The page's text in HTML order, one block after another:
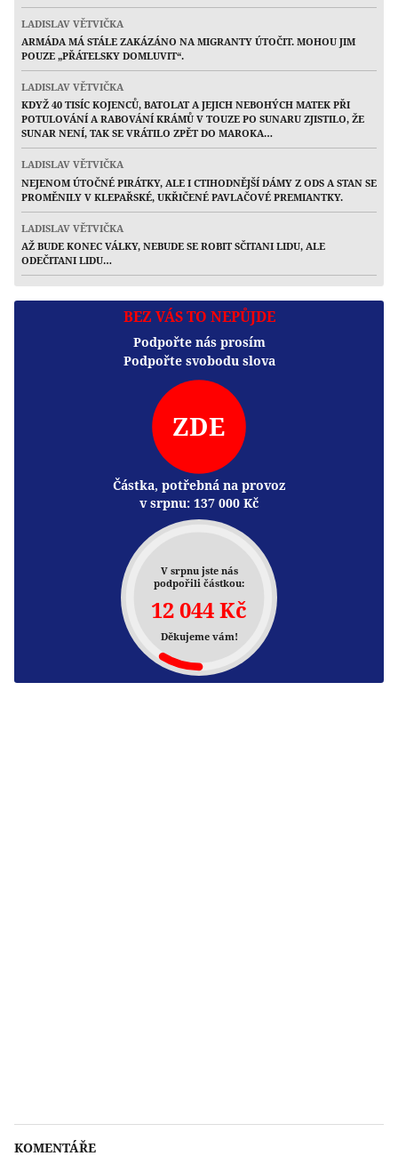
LADISLAV VĚTVIČKA
ARMÁDA MÁ STÁLE ZAKÁZÁNO NA MIGRANTY ÚTOČIT. MOHOU JIM
POUZE „PŘÁTELSKY DOMLUVIT“.
LADISLAV VĚTVIČKA
KDYŽ 40 TISÍC KOJENCŮ, BATOLAT A JEJICH NEBOHÝCH MATEK PŘI
POTULOVÁNÍ A RABOVÁNÍ KRÁMŮ V TOUZE PO SUNARU ZJISTILO, ŽE
SUNAR NENÍ, TAK SE VRÁTILO ZPĚT DO MAROKA…
LADISLAV VĚTVIČKA
NEJENOM ÚTOČNÉ PIRÁTKY, ALE I CTIHODNĚJŠÍ DÁMY Z ODS A STAN SE
PROMĚNILY V KLEPAŘSKÉ, UKŘIČENÉ PAVLAČOVÉ PREMIANTKY.
LADISLAV VĚTVIČKA
AŽ BUDE KONEC VÁLKY, NEBUDE SE ROBIT SČITANI LIDU, ALE
ODEČITANI LIDU…
BEZ VÁS TO NEPŮJDE
Podpořte nás prosím
Podpořte svobodu slova
ZDE
Částka, potřebná na provoz
v srpnu: 137 000 Kč
V srpnu jste nás
podpořili částkou:
12 044 Kč
Děkujeme vám!
KOMENTÁŘE